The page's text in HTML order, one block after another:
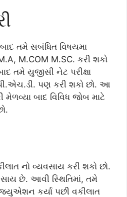
તમે સબંધિત વિષયમા
M.COM M.SC. કરી શકો
તમે યુજીસી નેટ પરીક્ષા
પણ કરી શકો છો. આ
મેળવ્યા બાદ વિવિધ જોબ માટે
નો વ્યવસાય કરી શકો છો.
છે. આવી સ્થિતિમાં, તમે
કર્યા પછી વકીલાત